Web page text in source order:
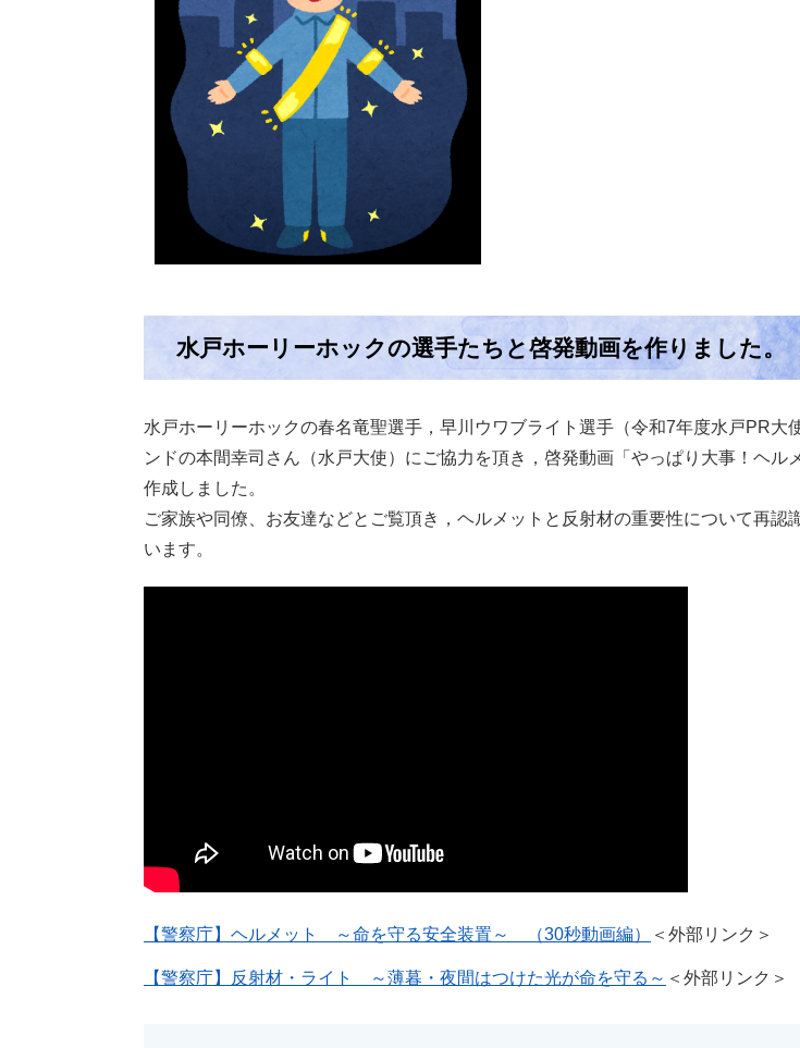
水戸ホーリーホックの選手たちと啓発動画を作りました。
水戸ホーリーホックの春名竜聖選手，早川ウワブライト選手（令和7年度水戸PR大
ンドの本間幸司さん（水戸大使）にご協力を頂き，啓発動画「やっぱり大事！ヘル
作成しました。
ご家族や同僚、お友達などとご覧頂き，ヘルメットと反射材の重要性について再認
います。
【警察庁】ヘルメット ～命を守る安全装置～ （30秒動画編） ＜外部リンク＞
【警察庁】反射材・ライト ～薄暮・夜間はつけた光が命を守る～ ＜外部リンク＞